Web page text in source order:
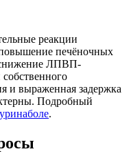
реакции
печёночных
ЛПВП-
и выраженная задержка
Подробный
.